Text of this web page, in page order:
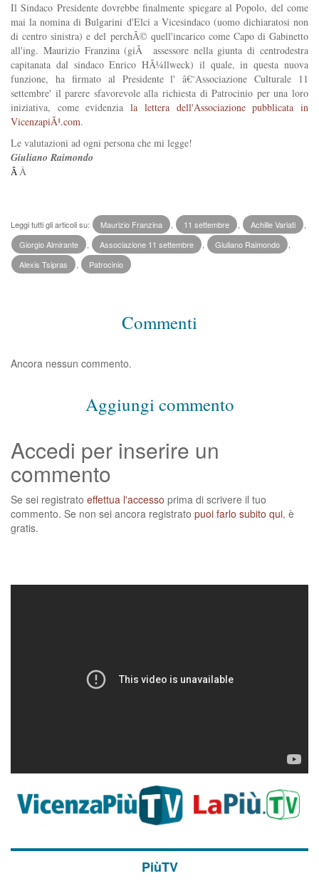
Il Sindaco Presidente dovrebbe finalmente spiegare al Popolo, del come
mai la nomina di Bulgarini d'Elci a Vicesindaco (uomo dichiaratosi non
di centro sinistra) e del perchÃ© quell'incarico come Capo di Gabinetto
all'ing. Maurizio Franzina (giÃ assessore nella giunta di centrodestra
capitanata dal sindaco Enrico HÃ¼llweck) il quale, in questa nuova
funzione, ha firmato al Presidente l' â€˜Associazione Culturale 11
settembre' il parere sfavorevole alla richiesta di Patrocinio per una loro
iniziativa, come evidenzia la lettera dell'Associazione pubblicata in
VicenzapiÃ¹.com.
Le valutazioni ad ogni persona che mi legge!
Giuliano Raimondo
ÂÂ
Leggi tutti gli articoli su: Maurizio Franzina 11 settembre Achille Variati
Giorgio Almirante
Associazione 11 settembre Giuliano Raimondo
Alexis Tsipras
Patrocinio
Commenti
Ancora nessun commento.
Aggiungi commento
Accedi per inserire un
commento
Se sei registrato effettua l'accesso prima di scrivere il tuo
commento. Se non sei ancora registrato puoi farlo subito qui, è
gratis.
PiùTV